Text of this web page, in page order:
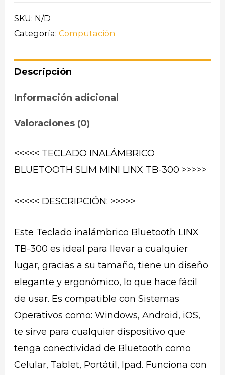
SKU: N/D
Categoría: Computación
Descripción
Información adicional
Valoraciones (0)
<<<<< TECLADO INALÁMBRICO
BLUETOOTH SLIM MINI LINX TB-300 >>>>>
<<<<< DESCRIPCIÓN: >>>>>
Este Teclado inalámbrico Bluetooth LINX
TB-300 es ideal para llevar a cualquier
lugar, gracias a su tamaño, tiene un diseño
elegante y ergonómico, lo que hace fácil
de usar. Es compatible con Sistemas
Operativos como: Windows, Android, iOS,
te sirve para cualquier dispositivo que
tenga conectividad de Bluetooth como
Celular, Tablet, Portátil, Ipad. Funciona con